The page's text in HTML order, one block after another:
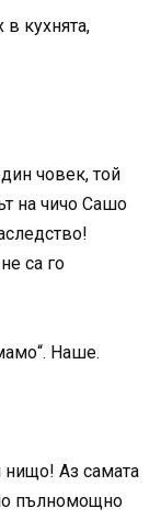
в кухнята,
човек, той
на чичо Сашо
са го
Наше.
Аз самата
пълномощно